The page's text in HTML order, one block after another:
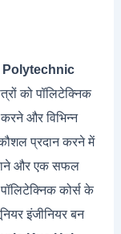
Polytechnic
को पॉलिटेक्निक
करने और विभिन्न
प्रदान करने में
और एक सफल
कोर्स के
इंजीनियर बन